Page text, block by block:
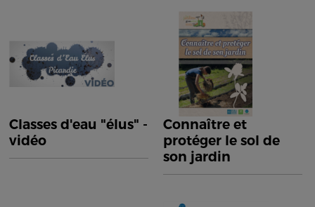
Classes d'eau "élus" -
vidéo
Connaître et
protéger le sol de
son jardin